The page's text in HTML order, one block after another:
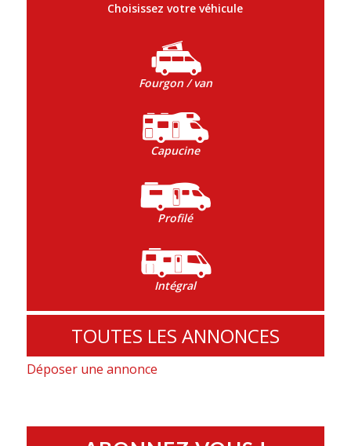
Choisissez votre véhicule
Fourgon / van
Capucine
Profilé
Intégral
TOUTES LES ANNONCES
Déposer une annonce